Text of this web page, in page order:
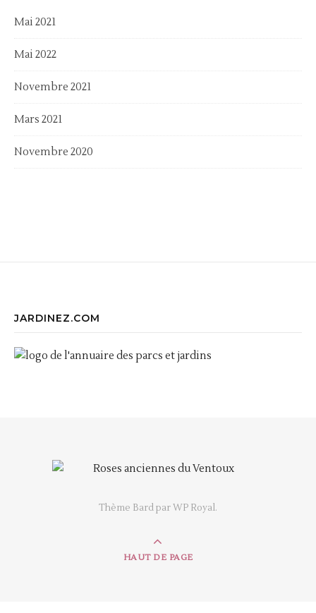
Mai 2021
Mai 2022
Novembre 2021
Mars 2021
Novembre 2020
JARDINEZ.COM
Thème Bard parWP Royal.
HAUT DE PAGE